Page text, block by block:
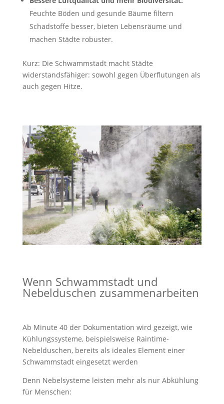
Feuchte Böden und gesunde Bäume filtern
Schadstoffe besser, bieten Lebensräume und
machen Städte robuster.
Kurz: Die Schwammstadt macht Städte
widerstandsfähiger: sowohl gegen Überflutungen als
auch gegen Hitze.
Wenn Schwammstadt und
Nebelduschen zusammenarbeiten
Ab Minute 40 der Dokumentation wird gezeigt, wie
Kühlungssysteme, beispielsweise Raintime-
Nebelduschen, bereits als ideales Element einer
Schwammstadt eingesetzt werden
Denn Nebelsysteme leisten mehr als nur Abkühlung
für Menschen: